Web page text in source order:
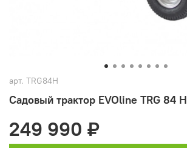
арт. TRG84H
Садовый трактор EVOline TRG 84 H
249 990 ₽